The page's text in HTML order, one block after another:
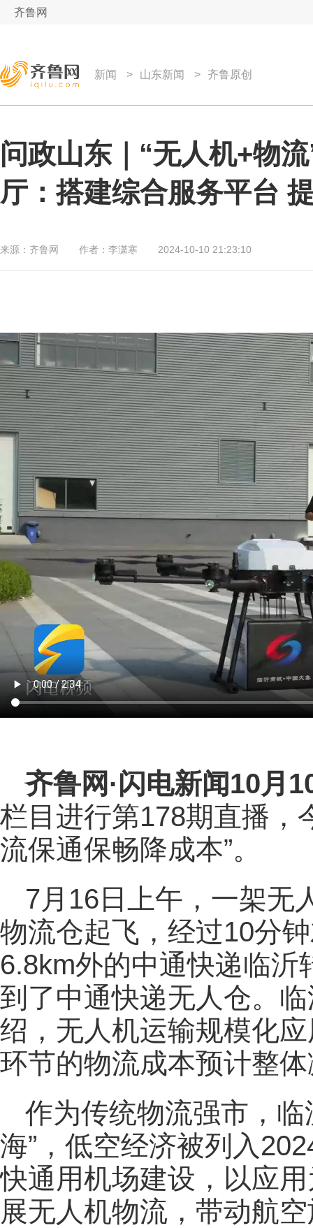
齐鲁网
新闻 > 山东新闻 > 齐鲁原创
问政山东｜“无人机+物
厅：搭建综合服务平台
来源： 齐鲁网 作者： 李潇寒 2024-10-10 21:23:10
齐鲁网 ·闪电新闻10月
栏目进行第178期直播，
流保通保畅降成本”。
7月16日上午，一架无
物流仓起飞，经过10分
6.8km外的中通快递临
到了中通快递无人仓。
绍，无人机运输规模化
环节的物流成本预计整
作为传统物流强市，
海”，低空经济被列入
快通用机场建设，以应
展无人机物流，带动航